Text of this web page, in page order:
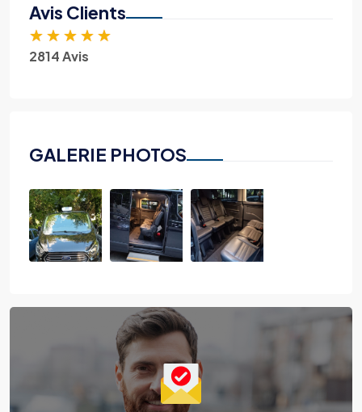
Avis Clients
★ ★ ★ ★ ★
2814 Avis
GALERIE PHOTOS